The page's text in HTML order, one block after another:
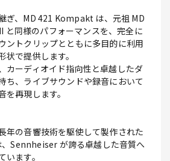
ぎ、MD 421 Kompakt は、元祖 MD
と同様のパフォーマンスを、完全に
ントクリップとともに多目的に利用
で提供します。
カーディオイド指向性と卓越したダ
ち、ライブサウンドや録音において
再現します。
年の音響技術を駆使して製作された
Sennheiser が誇る卓越した音質へ
ます。